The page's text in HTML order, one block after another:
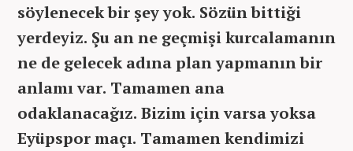
söylenecek bir şey yok. Sözün bittiği
yerdeyiz. Şu an ne geçmişi kurcalamanın
ne de gelecek adına plan yapmanın bir
anlamı var. Tamamen ana
odaklanacağız. Bizim için varsa yoksa
Eyüpspor maçı. Tamamen kendimizi